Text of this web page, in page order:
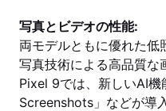
写真とビデオの性能:
両モデルともに優れた
写真技術による高品質
Pixel 9では、新しいAI
Screenshots」などが導